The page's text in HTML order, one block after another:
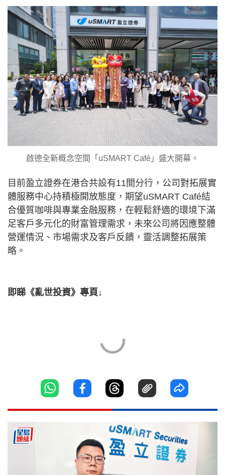
啟德全新概念空間「uSMART Café」盛大開幕。
目前盈立證券在港合共設有11間分行，公司對拓展實
體服務中心持積極開放態度，期望uSMART Café結
合優質咖啡與專業金融服務，在輕鬆舒適的環境下滿
足客戶多元化的財富管理需求，未來公司將因應整體
營運情況、市場需求及客戶反饋，靈活調整拓展策
略。
即睇《亂世投資》專頁↓